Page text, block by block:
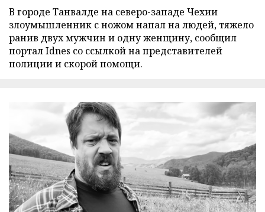
В городе Танвалде на северо-западе Чехии
злоумышленник с ножом напал на людей, тяжело
ранив двух мужчин и одну женщину, сообщил
портал Idnes со ссылкой на представителей
полиции и скорой помощи.